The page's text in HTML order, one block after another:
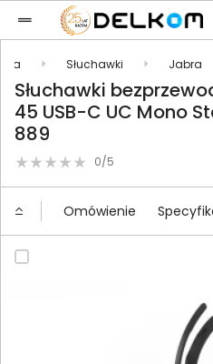
Słuchawki Jabra
Słuchawki
45 USB-C UC Mono
889
0/5
Omówienie